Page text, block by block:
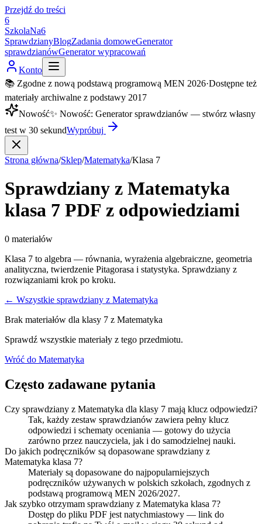
Przejdź do treści
6
SzkolaNa6
SprawdzianyBlogZadania domoweGenerator
sprawdzianówGenerator wypracowań
Konto
📚 Zgodne z nową podstawą programową MEN 2026·Dostępne też
materiały archiwalne z podstawy 2017
Nowość✨ Nowość: Generator sprawdzianów — stwórz własny
test w 30 sekundWypróbuj
Strona główna/Sklep/Matematyka/Klasa 7
Sprawdziany z Matematyka
klasa 7 PDF z odpowiedziami
0 materiałów
Klasa 7 to algebra — równania, wyrażenia algebraiczne, geometria
analityczna, twierdzenie Pitagorasa i statystyka. Sprawdziany z
rozwiązaniami krok po kroku.
← Wszystkie sprawdziany z Matematyka
Brak materiałów dla klasy 7 z Matematyka
Sprawdź wszystkie materiały z tego przedmiotu.
Wróć do Matematyka
Często zadawane pytania
Czy sprawdziany z Matematyka dla klasy 7 mają klucz odpowiedzi?
Tak, każdy zestaw sprawdzianów zawiera pełny klucz
odpowiedzi i schematy oceniania — gotowy do użycia
zarówno przez nauczyciela, jak i do samodzielnej nauki.
Do jakich podręczników są dopasowane sprawdziany z
Matematyka klasa 7?
Materiały są dopasowane do najpopularniejszych
podręczników używanych w polskich szkołach, zgodnych z
podstawą programową MEN 2026/2027.
Jak szybko otrzymam sprawdziany z Matematyka klasa 7?
Dostęp do pliku PDF jest natychmiastowy — link do